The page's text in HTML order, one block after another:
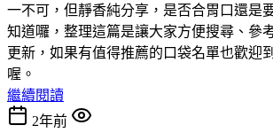
一不可，但靜香純分享，是否合胃口還是
知道囉，整理這篇是讓大家方便搜尋、參
更新，如果有值得推薦的口袋名單也歡迎
喔。
繼續閱讀
2年前